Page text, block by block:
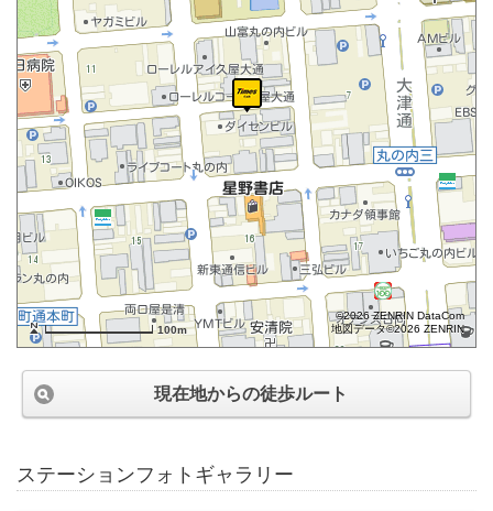
100m
©2026 ZENRIN DataCom
地図データ©2026 ZENRIN
現在地からの徒歩ルート
ステーションフォトギャラリー